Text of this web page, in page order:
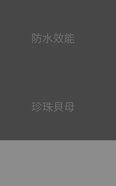
防水效能
珍珠貝母